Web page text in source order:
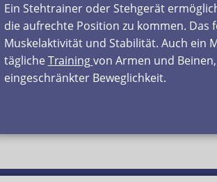
Ein Stehtrainer oder Stehgerät
die aufrechte Position zu kommen. Das
Muskelaktivität und Stabilität. Auch ein
täglicheTrainingvon Armen und
eingeschränkter Beweglichkeit.